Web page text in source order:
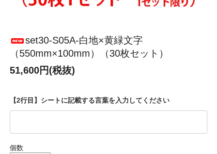
set30-S05A-白地×黄緑文字
（550mm×100mm）（30枚セット）
51,600円(税抜)
【2行目】シートに記載する言葉を入力してください
個数